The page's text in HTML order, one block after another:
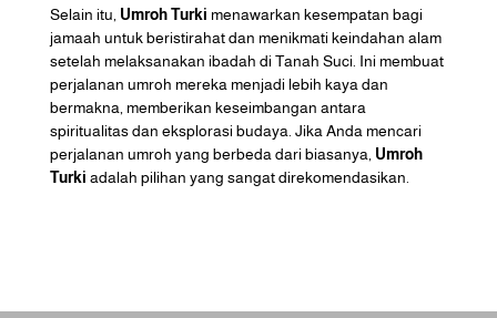
Selain itu, Umroh Turki menawarkan kesempatan bagi
jamaah untuk beristirahat dan menikmati keindahan alam
setelah melaksanakan ibadah di Tanah Suci. Ini membuat
perjalanan umroh mereka menjadi lebih kaya dan
bermakna, memberikan keseimbangan antara
spiritualitas dan eksplorasi budaya. Jika Anda mencari
perjalanan umroh yang berbeda dari biasanya, Umroh
Turki adalah pilihan yang sangat direkomendasikan.